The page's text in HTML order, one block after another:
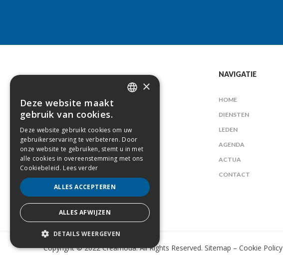
NAVIGATIE
HOME
DIENSTEN
LEDEN
AGENDA
ACTUA
CONTACT
Copyright © 2022 Creamoda. All Rights Reserved. Sitemap – Cookie Policy
×
Deze website maakt
gebruik van cookies.
Deze website gebruikt cookies om uw
gebruikerservaring te verbeteren. Door
onze website te gebruiken, stemt u in met
alle cookies in overeenstemming met ons
Cookiebeleid. Lees verder
ALLES ACCEPTEREN
ALLES AFWIJZEN
DETAILS WEERGEVEN
STRIKT NOODZAKELIJK